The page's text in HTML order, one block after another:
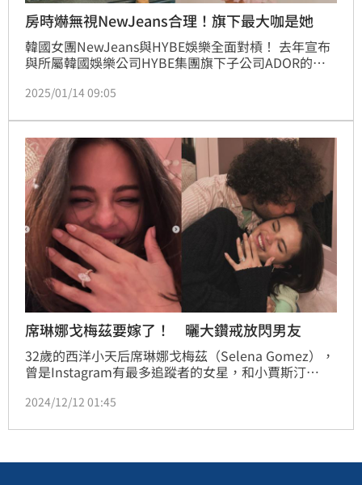
房時爀無視NewJeans合理！旗下最大咖是她
韓國女團NewJeans與HYBE娛樂全面對槓！ 去年宣布
與所屬韓國娛樂公司HYBE集團旗下子公司ADOR的專
天表示已聲請禁止5名成員私自接廣告簽約的假處分，
指出HYBE創辦人房時爀在公司遇到NewJeans成員，
都會故意無視，然而官方公開訊息，讓網友驚呼「被無
視剛好而已！」
2025/01/14 09:05
席琳娜戈梅茲要嫁了！ 曬大鑽戒放閃男友
32歲的西洋小天后席琳娜戈梅茲（Selena Gomez），
曾是Instagram有最多追蹤者的女星，和小賈斯汀
愛製作人男友班尼布蘭柯（Benny Blanco）的她，今
2024/12/12 01:45